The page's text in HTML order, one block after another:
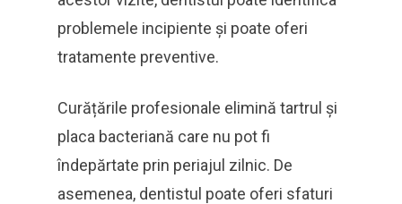
problemele incipiente și poate oferi
tratamente preventive.
Curățările profesionale elimină tartrul și
placa bacteriană care nu pot fi
îndepărtate prin periajul zilnic. De
asemenea, dentistul poate oferi sfaturi